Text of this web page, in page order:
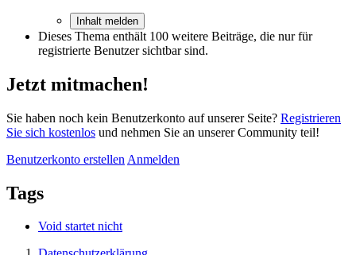
Inhalt melden
Dieses Thema enthält 100 weitere Beiträge, die nur für
registrierte Benutzer sichtbar sind.
Jetzt mitmachen!
Sie haben noch kein Benutzerkonto auf unserer Seite? Registrieren
Sie sich kostenlos und nehmen Sie an unserer Community teil!
Benutzerkonto erstellen Anmelden
Tags
Void startet nicht